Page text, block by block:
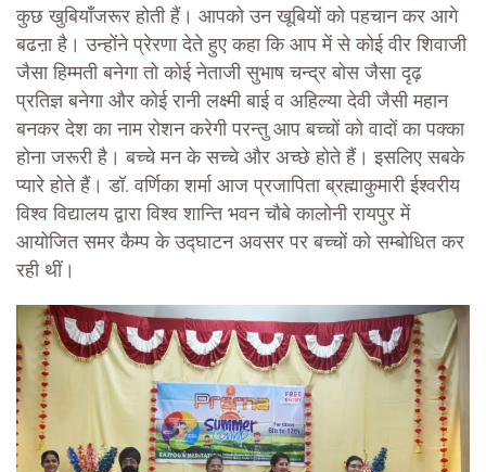
कुछ खुबियाँजरूर होती हैं। आपको उन खूबियों को पहचान कर आगे
बढऩा है। उन्होंने प्रेरणा देते हुए कहा कि आप में से कोई वीर शिवाजी
जैसा हिम्मती बनेगा तो कोई नेताजी सुभाष चन्द्र बोस जैसा दृढ़
प्रतिज्ञ बनेगा और कोई रानी लक्ष्मी बाई व अहिल्या देवी जैसी महान
बनकर देश का नाम रोशन करेगी परन्तु आप बच्चों को वादों का पक्का
होना जरूरी है। बच्चे मन के सच्चे और अच्छे होते हैं। इसलिए सबके
प्यारे होते हैं। डॉ. वर्णिका शर्मा आज प्रजापिता ब्रह्माकुमारी ईश्वरीय
विश्व विद्यालय द्वारा विश्व शान्ति भवन चौबे कालोनी रायपुर में
आयोजित समर कैम्प के उद्घाटन अवसर पर बच्चों को सम्बोधित कर
रही थीं।